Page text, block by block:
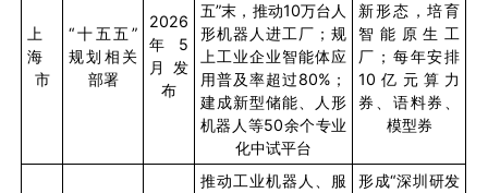
上
海
市
“十五五”
规划相关
部署
2026
年 5
月发
布
五”末，推动10万台人
形机器人进工厂；规
上工业企业智能体应
用普及率超过80% ；
建成新型储能、人形
机器人等50余个专业
化中试平台
新形态，培育
智能原生工
厂；每年安排
10 亿元算力
券、语料券、
模型券
推动工业机器人、服
形成“深圳研发